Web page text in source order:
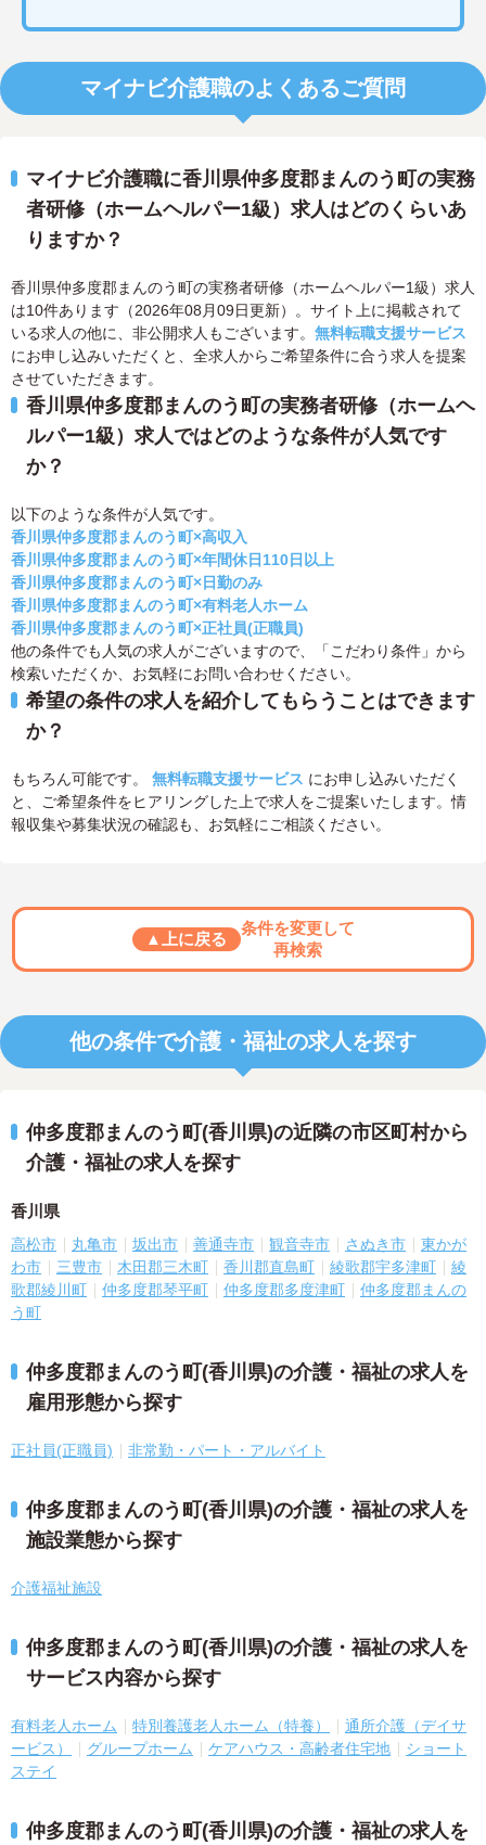
マイナビ介護職のよくあるご質問
マイナビ介護職に香川県仲多度郡まんのう町の実務
者研修（ホームヘルパー1級）求人はどのくらいあ
りますか？
香川県仲多度郡まんのう町の実務者研修（ホームヘルパー1級）求人
は10件あります（2026年08月09日更新）。サイト上に掲載されて
いる求人の他に、非公開求人もございます。 無料転職支援サービス
にお申し込みいただくと、全求人からご希望条件に合う求人を提案
させていただきます。
香川県仲多度郡まんのう町の実務者研修（ホームヘ
ルパー1級）求人ではどのような条件が人気です
か？
以下のような条件が人気です。
香川県仲多度郡まんのう町×高収入
香川県仲多度郡まんのう町×年間休日110日以上
香川県仲多度郡まんのう町×日勤のみ
香川県仲多度郡まんのう町×有料老人ホーム
香川県仲多度郡まんのう町×正社員(正職員)
他の条件でも人気の求人がございますので、「こだわり条件」から
検索いただくか、お気軽にお問い合わせください。
希望の条件の求人を紹介してもらうことはできます
か？
もちろん可能です。 無料転職支援サービス にお申し込みいただく
と、ご希望条件をヒアリングした上で求人をご提案いたします。情
報収集や募集状況の確認も、お気軽にご相談ください。
▲上に戻る
条件を変更して
再検索
他の条件で介護・福祉の求人を探す
仲多度郡まんのう町(香川県)の近隣の市区町村から
介護・福祉の求人を探す
香川県
高松市 丸亀市 坂出市 善通寺市 観音寺市 さぬき市
東かが
わ市
三豊市 木田郡三木町 香川郡直島町 綾歌郡宇多津町
綾
歌郡綾川町
仲多度郡琴平町 仲多度郡多度津町
仲多度郡まんの
う町
仲多度郡まんのう町(香川県)の介護・福祉の求人を
雇用形態から探す
正社員(正職員) 非常勤・パート・アルバイト
仲多度郡まんのう町(香川県)の介護・福祉の求人を
施設業態から探す
介護福祉施設
仲多度郡まんのう町(香川県)の介護・福祉の求人を
サービス内容から探す
有料老人ホーム 特別養護老人ホーム（特養）
通所介護（デイサ
ービス）
グループホーム ケアハウス・高齢者住宅地
ショート
ステイ
仲多度郡まんのう町(香川県)の介護・福祉の求人を